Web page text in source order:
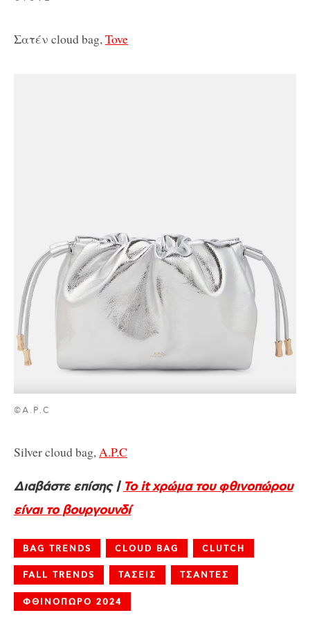
Σατέν cloud bag,Tove
©A.P.C
Silver cloud bag, A.P.C
Διαβάστε επίσης | Το it χρώμα του φθινοπώρου
είναι το βουργουνδί
BAG TRENDS CLOUD BAG CLUTCH
FALL TRENDS ΤΑΣΕΙΣ ΤΣΑΝΤΕΣ
ΦΘΙΝΟΠΩΡΟ 2024